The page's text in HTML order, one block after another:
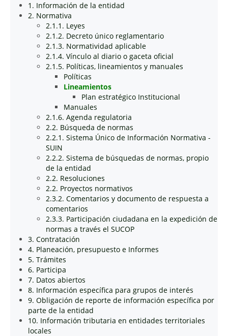
1. Información de la entidad
2. Normativa
2.1.1. Leyes
2.1.2. Decreto único reglamentario
2.1.3. Normatividad aplicable
2.1.4. Vínculo al diario o gaceta oficial
2.1.5. Políticas, lineamientos y manuales
Políticas
Lineamientos
Plan estratégico Institucional
Manuales
2.1.6. Agenda regulatoria
2.2. Búsqueda de normas
2.2.1. Sistema Único de Información Normativa -
SUIN
2.2.2. Sistema de búsquedas de normas, propio
de la entidad
2.2. Resoluciones
2.2. Proyectos normativos
2.3.2. Comentarios y documento de respuesta a
comentarios
2.3.3. Participación ciudadana en la expedición de
normas a través el SUCOP
3. Contratación
4. Planeación, presupuesto e Informes
5. Trámites
6. Participa
7. Datos abiertos
8. Información específica para grupos de interés
9. Obligación de reporte de información específica por
parte de la entidad
10. Información tributaria en entidades territoriales
locales